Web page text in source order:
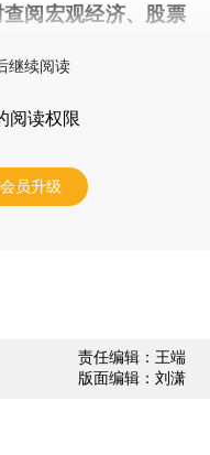
查阅宏观经济、股票
继续阅读
阅读权限
员升级
责任编辑：王端
版面编辑：刘潇